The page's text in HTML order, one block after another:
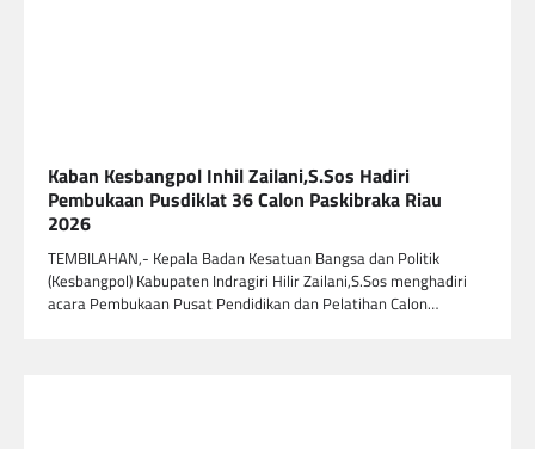
Kaban Kesbangpol Inhil Zailani,S.Sos Hadiri
Pembukaan Pusdiklat 36 Calon Paskibraka Riau
2026
TEMBILAHAN,- Kepala Badan Kesatuan Bangsa dan Politik
(Kesbangpol) Kabupaten Indragiri Hilir Zailani,S.Sos menghadiri
acara Pembukaan Pusat Pendidikan dan Pelatihan Calon…